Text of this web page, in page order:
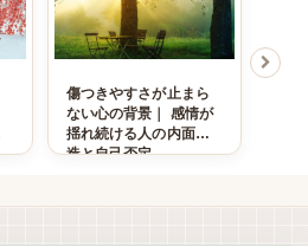
傷つきやすさが止まら
ない心の背景｜ 感情が
揺れ続ける人の内面構
造と自己否定